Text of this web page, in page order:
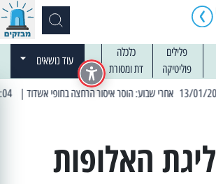
פלילים
כלכלה
פוליטיקה דת ומסורת
עוד נושאים
| 13:04 14/01/2025 עובדים בלילות: עבודות קרצוף וריבוד אספלט
ליגת האלופות